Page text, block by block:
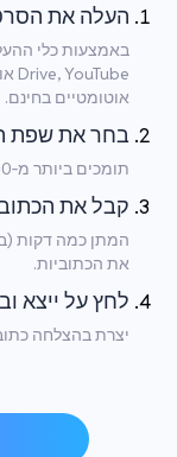
העלה את
אוטומטיים בחינם.
בחר את שפת
תומכים ביותר מ‑100 שפות, ניבים ומבטאים.
קבל את
המתן כמה דקות
את הכתוביות.
לחץ על ייצא
יצרת בהצלחה